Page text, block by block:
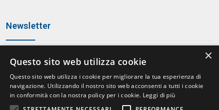
Newsletter
×
Questo sito web utilizza cookie
Questo sito web utilizza i cookie per migliorare la tua esperienza di
navigazione. Utilizzando il nostro sito web acconsenti a tutti i cookie
in conformità con la nostra policy per i cookie. Leggi di più